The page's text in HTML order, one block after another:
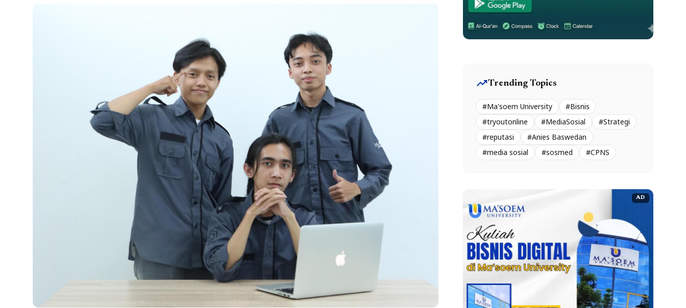
trending_upTrending Topics
#Ma'soem University
#Bisnis
#tryoutonline
#MediaSosial
#Strategi
#reputasi
#Anies Baswedan
#media sosial
#sosmed #CPNS
AD